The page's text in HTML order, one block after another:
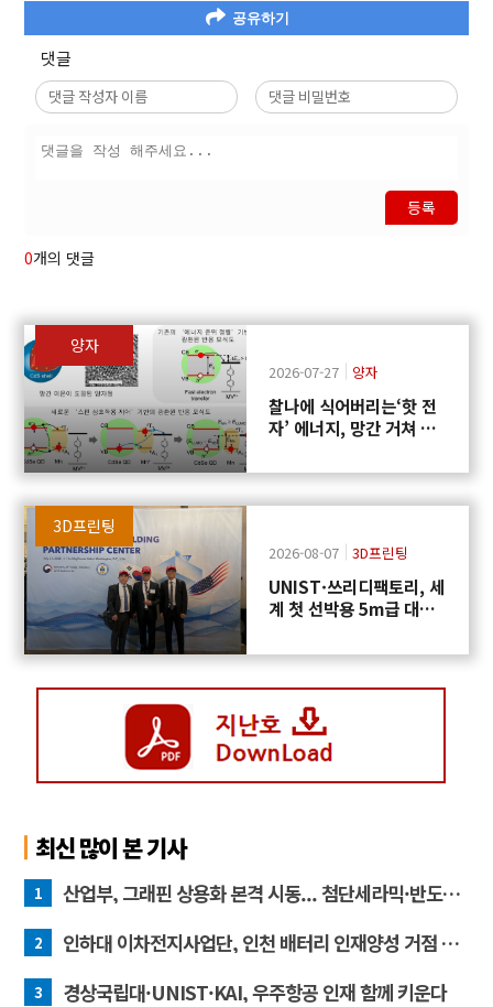
공유하기
댓글
등록
0개의 댓글
양자
2026-07-27 양자
찰나에 식어버리는‘핫 전
자’ 에너지, 망간 거쳐 화
3D프린팅
2026-08-07 3D프린팅
UNIST·쓰리디팩토리, 세
계 첫 선박용 5m급 대형
최신 많이 본 기사
1 산업부, 그래핀 상용화 본격 시동... 첨단세라믹·반도체 방열소재 시장 확대 기대
2 인하대 이차전지사업단, 인천 배터리 인재양성 거점 역할 강화
3 경상국립대·UNIST·KAI, 우주항공 인재 함께 키운다